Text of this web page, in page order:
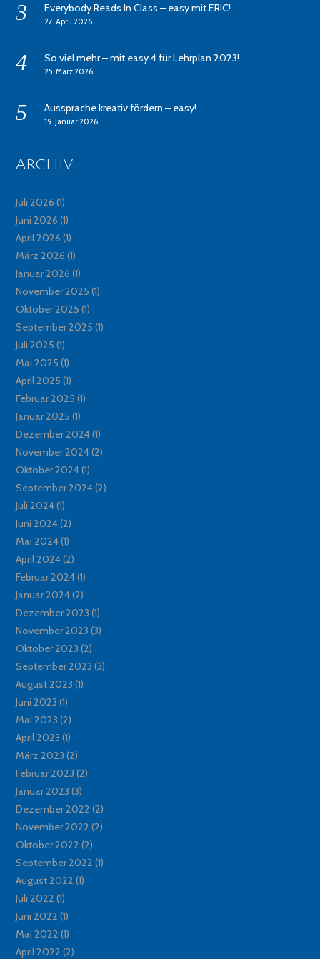
Everybody Reads In Class – easy mit ERIC!
27. April 2026
So viel mehr – mit easy 4 für Lehrplan 2023!
25. März 2026
Aussprache kreativ fördern – easy!
19. Januar 2026
Archiv
Juli 2026 (1)
Juni 2026 (1)
April 2026 (1)
März 2026 (1)
Januar 2026 (1)
November 2025 (1)
Oktober 2025 (1)
September 2025 (1)
Juli 2025 (1)
Mai 2025 (1)
April 2025 (1)
Februar 2025 (1)
Januar 2025 (1)
Dezember 2024(1)
November 2024(2)
Oktober 2024(1)
September 2024(2)
Juli 2024(1)
Juni 2024(2)
Mai 2024(1)
April 2024(2)
Februar 2024(1)
Januar 2024(2)
Dezember 2023 (1)
November 2023 (3)
Oktober 2023 (2)
September 2023 (3)
August 2023 (1)
Juni 2023 (1)
Mai 2023 (2)
April 2023 (1)
März 2023 (2)
Februar 2023 (2)
Januar 2023 (3)
Dezember 2022 (2)
November 2022 (2)
Oktober 2022 (2)
September 2022 (1)
August 2022 (1)
Juli 2022 (1)
Juni 2022 (1)
Mai 2022 (1)
April 2022 (2)